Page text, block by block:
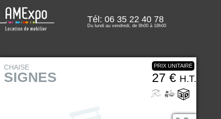
Tél: 06 35 22 40 78
Du lundi au vendredi, de 8h00 à 18h00
CHAISE
SIGNES
PRIX UNITAIRE
27 € H.T.